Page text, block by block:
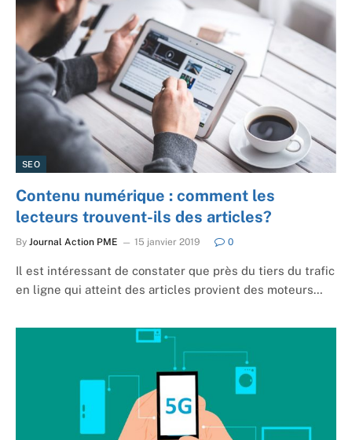
SEO
Contenu numérique : comment les
lecteurs trouvent-ils des articles?
By Journal Action PME 15 janvier 2019 0
Il est intéressant de constater que près du tiers du trafic
en ligne qui atteint des articles provient des moteurs…